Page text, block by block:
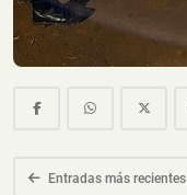
Entradas más recientes